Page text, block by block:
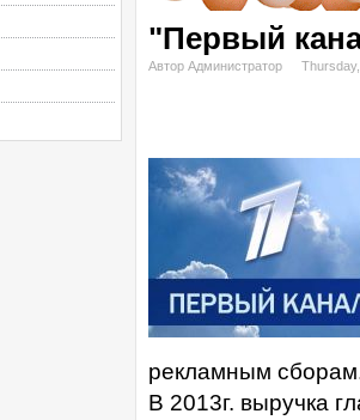
"Первый
Автор Администратор
рекламным
В 2013г. выручка